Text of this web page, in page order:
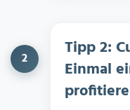
2
Tipp 2:
Einmal